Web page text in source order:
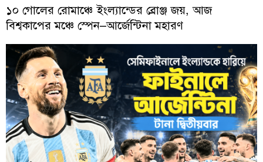
১০ গোলের রোমাঞ্চে ইংল্যান্ডের ব্রোঞ্জ জয়, আজ
বিশ্বকাপের মঞ্চে স্পেন–আর্জেন্টিনা মহারণ